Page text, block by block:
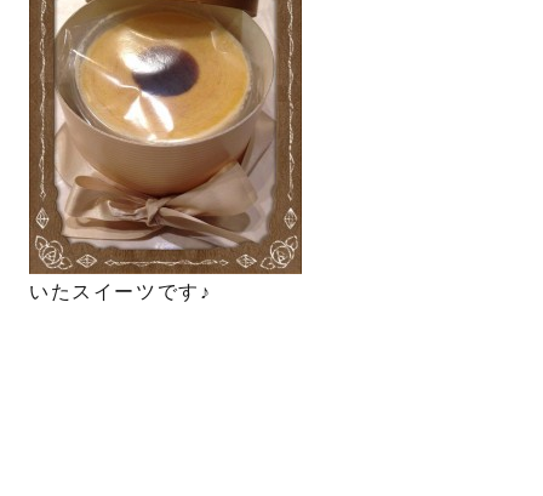
いたスイーツです♪